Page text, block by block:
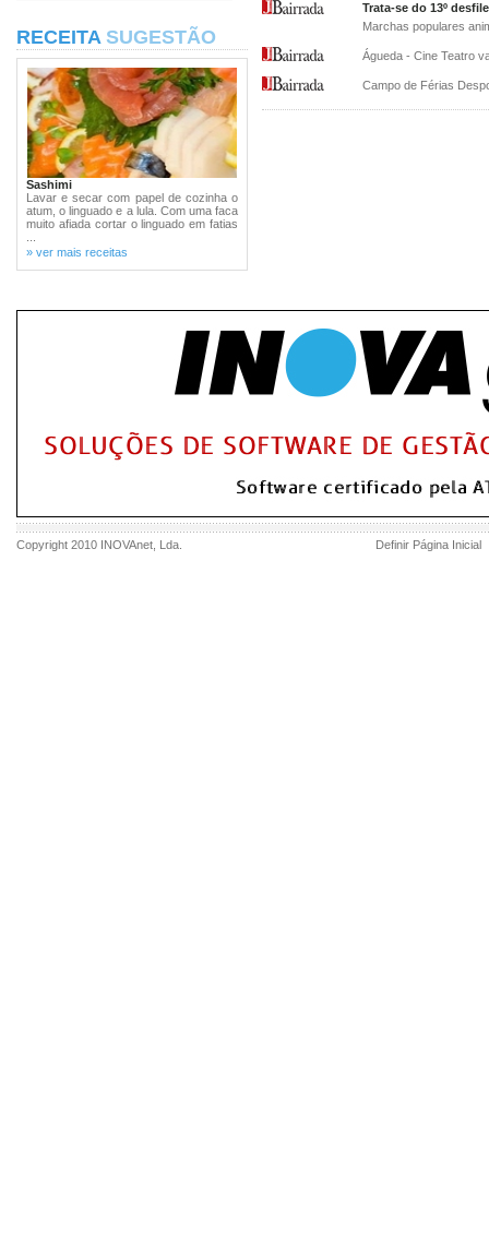
RECEITA SUGESTÃO
Sashimi
Lavar e secar com papel de cozinha o
atum, o linguado e a lula. Com uma faca
muito afiada cortar o linguado em fatias
» ver mais receitas
Trata-se do 13º desfile
Marchas populares
Águeda - Cine Teatro
Campo de Férias
Copyright 2010 INOVAnet , Lda. Definir Página Inicial